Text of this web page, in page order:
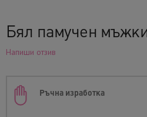
Бял памучен
Напиши отзив
Ръчна изработка